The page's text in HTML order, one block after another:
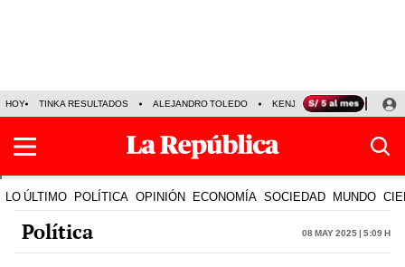
HOY TINKA RESULTADOS ALEJANDRO TOLEDO KENJI FUJIMORI
LO ÚLTIMO POLÍTICA OPINIÓN ECONOMÍA SOCIEDAD MUNDO
Política 08 May 2025 | 5:09 h